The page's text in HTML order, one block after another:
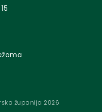
županija 2026.